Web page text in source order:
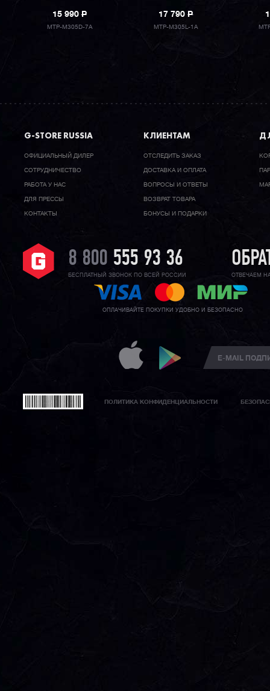
15 990P
MTP-M305D-7A
17 790P
MTP-M305L-1A
G-STORE RUSSIA
ОФИЦИАЛЬНЫЙ ДИЛЕР
CОТРУДНИЧЕСТВО
РАБОТА У НАС
ДЛЯ ПРЕССЫ
КОНТАКТЫ
КЛИЕНТАМ
ОТСЛЕДИТЬ ЗАКАЗ
ДОСТАВКА И ОПЛАТА
ВОПРОСЫ И ОТВЕТЫ
ВОЗВРАТ ТОВАРА
БОНУСЫ И ПОДАРКИ
8 800 555 93 36
БЕСПЛАТНЫЙ ЗВОНОК ПО ВСЕЙ РОССИИ ОТВЕЧАЕМ
ОПЛАЧИВАЙТЕ ПОКУПКИ УДОБНО И БЕЗОПАСНО
ПОЛИТИКА КОНФИДЕНЦИАЛЬНОСТИ